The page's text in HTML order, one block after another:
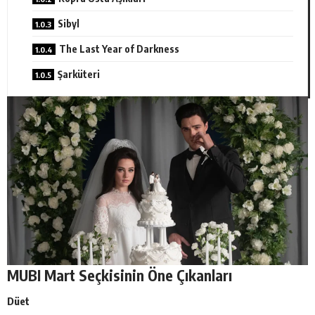
Sibyl
The Last Year of Darkness
Şarküteri
MUBI Mart Seçkisinin Öne Çıkanları
Düet